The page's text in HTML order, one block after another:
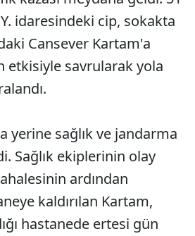
idaresindeki cip, sokakta
Cansever Kartam'a
etkisiyle savrularak yola
yerine sağlık ve jandarma
Sağlık ekiplerinin olay
ardından
kaldırılan Kartam,
hastanede ertesi gün